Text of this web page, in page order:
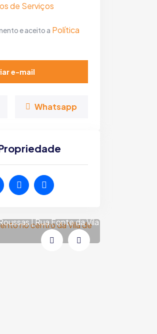
de Serviços
e aceito a Política
e-mail
Whatsapp
no
| Rua Fonte da Vila